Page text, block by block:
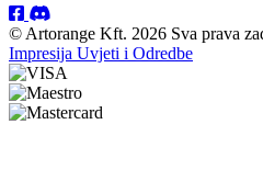
© Artorange Kft. 2026 Sva prava
Impresija Uvjeti i Odredbe